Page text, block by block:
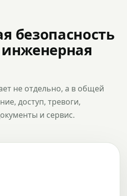
безопасность
не отдельно, а в общей
доступ, тревоги,
и сервис.